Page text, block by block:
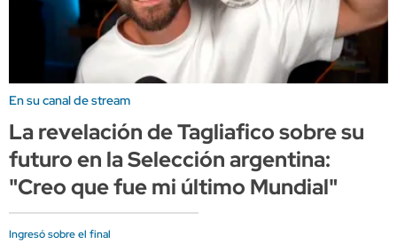
En su canal de stream
La revelación de Tagliafico sobre su
futuro en la Selección argentina:
"Creo que fue mi último Mundial"
Ingresó sobre el final